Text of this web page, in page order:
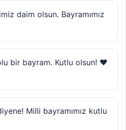
daim olsun. Bayramımız
bir bayram. Kutlu olsun! ❤️
Milli bayramımız kutlu